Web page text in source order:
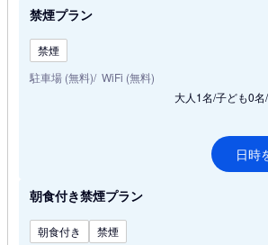
禁煙プラン
禁煙
駐車場 (無料) WiFi (無料)
大人1名/子ども0名
日時
朝食付き禁煙プラン
朝食付き
禁煙